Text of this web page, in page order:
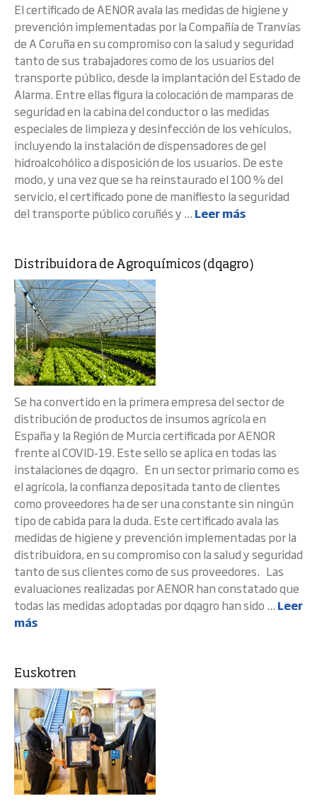
El certificado de AENOR avala las medidas de higiene y
prevención implementadas por la Compañía de Tranvías
de A Coruña en su compromiso con la salud y seguridad
tanto de sus trabajadores como de los usuarios del
transporte público, desde la implantación del Estado de
Alarma. Entre ellas figura la colocación de mamparas de
seguridad en la cabina del conductor o las medidas
especiales de limpieza y desinfección de los vehículos,
incluyendo la instalación de dispensadores de gel
hidroalcohólico a disposición de los usuarios. De este
modo, y una vez que se ha reinstaurado el 100 % del
servicio, el certificado pone de manifiesto la seguridad
del transporte público coruñés y ... Leer más
Distribuidora de Agroquímicos (dqagro)
Se ha convertido en la primera empresa del sector de
distribución de productos de insumos agrícola en
España y la Región de Murcia certificada por AENOR
frente al COVID-19. Este sello se aplica en todas las
instalaciones de dqagro. En un sector primario como es
el agrícola, la confianza depositada tanto de clientes
como proveedores ha de ser una constante sin ningún
tipo de cabida para la duda. Este certificado avala las
medidas de higiene y prevención implementadas por la
distribuidora, en su compromiso con la salud y seguridad
tanto de sus clientes como de sus proveedores. Las
evaluaciones realizadas por AENOR han constatado que
todas las medidas adoptadas por dqagro han sido ... Leer
más
Euskotren